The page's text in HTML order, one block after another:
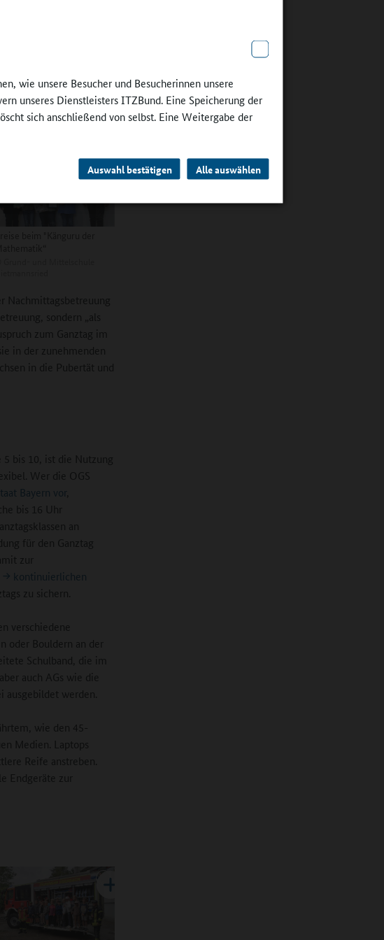
wie unsere Besucher und Besucherinnen unsere
unseres Dienstleisters ITZBund. Eine Speicherung der
sich anschließend von selbst. Eine Weitergabe der
Auswahl bestätigen Alle auswählen
Allgayer wählen.
Pause“, die von
wird.
Nachmittagsbetreuung
sondern „als
zum Ganztag im
in der zunehmenden
in die Pubertät und
bis 10, ist die Nutzung
Wer die OGS
Bayern vor,
bis 16 Uhr
an
für den Ganztag
zur
kontinuierlichen
zu sichern.
verschiedene
oder Bouldern an der
Schulband, die im
auch AGs wie die
ausgebildet werden.
wie den 45-
Medien. Laptops
Reife anstreben.
Endgeräte zur